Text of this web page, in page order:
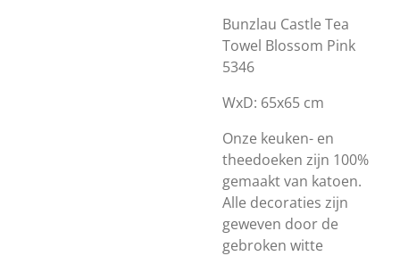
Bunzlau Castle Tea
Towel Blossom Pink
5346
WxD: 65x65 cm
Onze keuken- en
theedoeken zijn 100%
gemaakt van katoen.
Alle decoraties zijn
geweven door de
gebroken witte